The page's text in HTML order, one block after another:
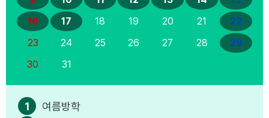
16
17 18 19 20 21
22
23
24 25 26 27 28
29
30
31
1
여름방학